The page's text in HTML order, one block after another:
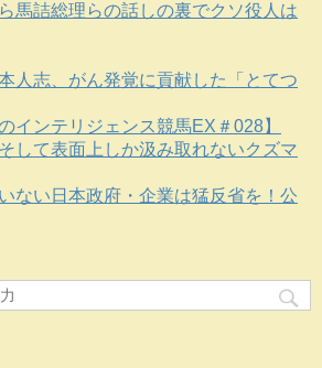
馬詰総理らの話しの裏でクソ役人は
人志、がん発覚に貢献した「とてつ
インテリジェンス競馬EX＃028】
して表面上しか汲み取れないクズマ
ない日本政府・企業は猛反省を！公